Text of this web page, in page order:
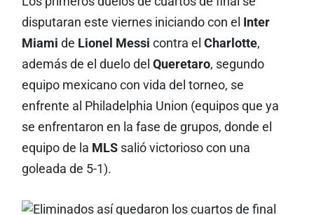
disputaran este viernes iniciando con el
Inter
Miami de Lionel Messi contra el Charlotte,
además de el duelo del Queretaro, segundo
equipo mexicano con vida del torneo, se
enfrente al Philadelphia Union (equipos que ya
se enfrentaron en la fase de grupos, donde el
equipo de la MLSsalió victorioso con una
goleada de 5-1).